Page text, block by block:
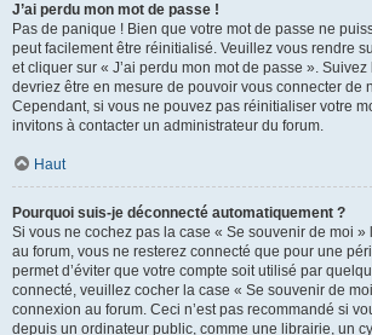
J’ai perdu mon mot de passe !
Pas de panique ! Bien que votre mot de passe ne
peut facilement être réinitialisé. Veuillez vous rendre
et cliquer sur « J’ai perdu mon mot de passe ».
devriez être en mesure de pouvoir vous connecter de
Cependant, si vous ne pouvez pas réinitialiser votre
invitons à contacter un administrateur du forum.
Haut
Pourquoi suis-je déconnecté automatiquement ?
Si vous ne cochez pas la case « Se souvenir de moi »
au forum, vous ne resterez connecté que pour une
permet d’éviter que votre compte soit utilisé par
connecté, veuillez cocher la case « Se souvenir de
connexion au forum. Ceci n’est pas recommandé si
depuis un ordinateur public, comme une librairie, un